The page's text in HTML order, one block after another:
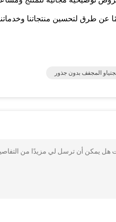
عن طرق لتحسين منتجاتنا
المجفف بدون جذور
مسببة للحساسية و 65.5 جم إجمالي الكربوهيدرات هل يمكن أن ترسل لي مزيدًا من